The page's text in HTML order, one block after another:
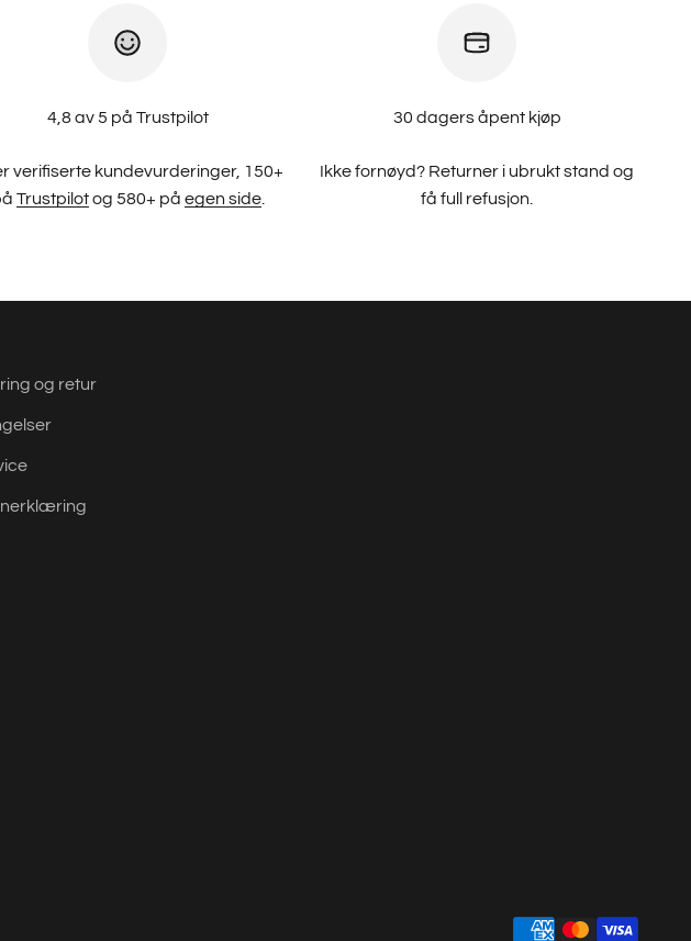
4,8 av 5 på Trustpilot
verifiserte kundevurderinger, 150+
Trustpilotog 580+ på egen side.
30 dagers åpent kjøp
Ikke fornøyd? Returner i ubrukt stand og
få full refusjon.
og retur